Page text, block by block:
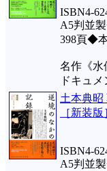
ISBN4-
A5判並
398頁◆
名作《水
ドキュ
土本典昭
［新装
ISBN4-
A5判並